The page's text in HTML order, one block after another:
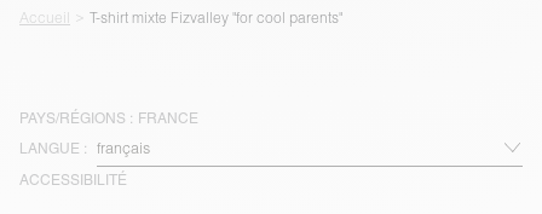
Accueil T-shirt mixte Fizvalley "for cool parents"
PAYS/RÉGIONS : FRANCE
LANGUE :
ACCESSIBILITÉ